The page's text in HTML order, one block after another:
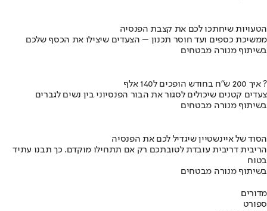
הטעויות שיחתכו לכם את קצבת הפנסיה
ממשיכת כספים ועד חוסר תכנון – הצעדים שיצילו את הכסף שלכם
בשיתוף מנורה מבטחים
איך 200 ש"ח בחודש הופכים ל140 אלף ?
צעדים קטנים שיכולים לסגור את הבור הפנסיוני בין נשים לגברים
בשיתוף מנורה מבטחים
הסוד של איינשטיין שיגדיל לכם את הפנסיה
הריבית דריבית עובדת לטובתכם רק אם תתחילו מוקדם. כך תבנו עתיד
בטוח
בשיתוף מנורה מבטחים
מדורים
ספורט